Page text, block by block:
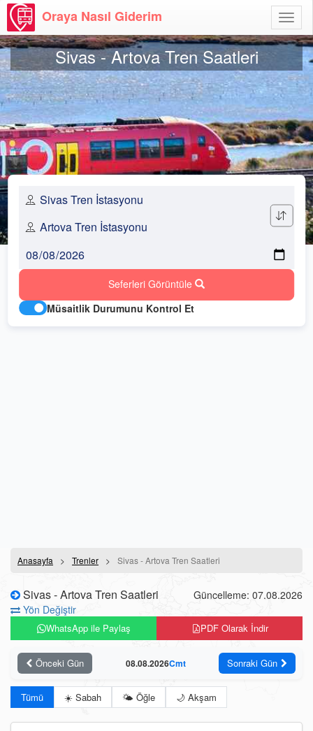
Aç
Oraya Nasıl Giderim
Sivas - Artova Tren Saatleri
Seferleri Görüntüle
Müsaitlik Durumunu Kontrol Et
Anasayfa Trenler Sivas - Artova Tren Saatleri
Sivas - Artova Tren Saatleri
Yön Değiştir
Güncelleme: 07.08.2026
WhatsApp ile Paylaş PDF Olarak İndir
Önceki Gün 08.08.2026Cmt Sonraki Gün
Tümü ☀️ Sabah 🌤️ Öğle 🌙 Akşam